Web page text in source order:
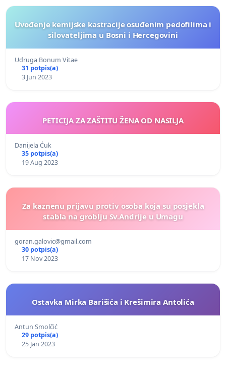
Uvođenje kemijske kastracije osuđenim pedofilima i
silovateljima u Bosni i Hercegovini
Udruga Bonum Vitae
31 potpis(a)
3 Jun 2023
PETICIJA ZA ZAŠTITU ŽENA OD NASILJA
Danijela Ćuk
35 potpis(a)
19 Aug 2023
Za kaznenu prijavu protiv osoba koja su posjekla
stabla na groblju Sv.Andrije u Umagu
goran.galovic@gmail.com
30 potpis(a)
17 Nov 2023
Ostavka Mirka Barišića i Krešimira Antolića
Antun Smolčić
29 potpis(a)
25 Jan 2023